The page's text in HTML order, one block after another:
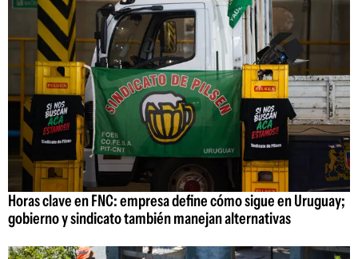
Horas clave en FNC: empresa define cómo sigue en Uruguay;
gobierno y sindicato también manejan alternativas